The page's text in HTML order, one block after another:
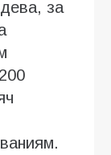
за